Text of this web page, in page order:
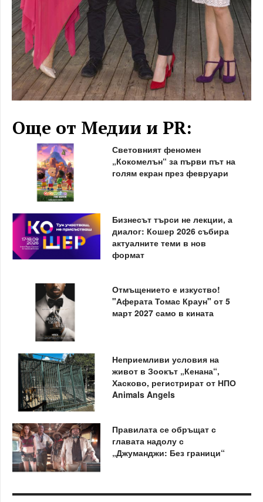
Още от Медии и PR:
Световният феномен
„Кокомелън“ за първи път на
голям екран през февруари
Бизнесът търси не лекции, а
диалог: Кошер 2026 събира
актуалните теми в нов
формат
Отмъщението е изкуство!
"Аферата Томас Краун" от 5
март 2027 само в кината
Неприемливи условия на
живот в Зоокът „Кенана“,
Хасково, регистрират от НПО
Animals Angels
Правилата се обръщат с
главата надолу с
„Джуманджи: Без граници“